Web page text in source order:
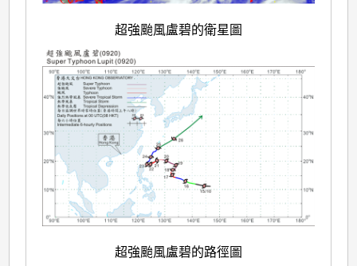
超強颱風盧碧的衛星圖
超強颱風盧碧的路徑圖